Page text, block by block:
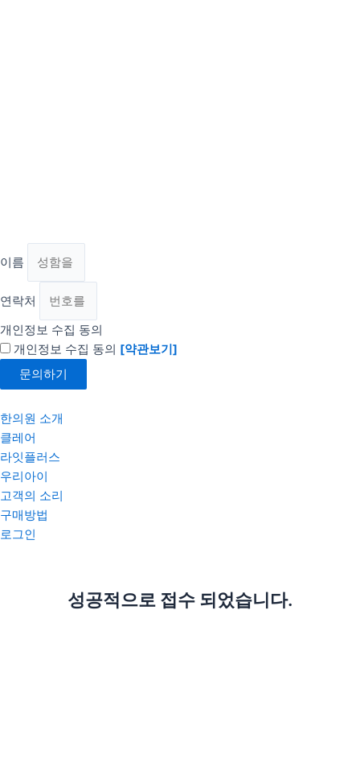
이름
연락처
개인정보 수집 동의
개인정보 수집 동의 [약관보기]
문의하기
한의원 소개
클레어
라잇플러스
우리아이
고객의 소리
구매방법
로그인
성공적으로 접수 되었습니다.